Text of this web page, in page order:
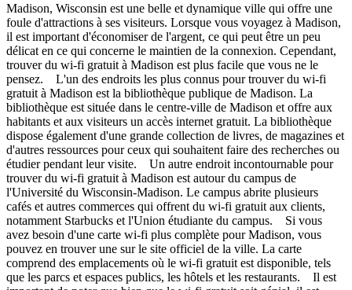
Madison, Wisconsin est une belle et dynamique ville qui offre une
foule d'attractions à ses visiteurs. Lorsque vous voyagez à Madison,
il est important d'économiser de l'argent, ce qui peut être un peu
délicat en ce qui concerne le maintien de la connexion. Cependant,
trouver du wi-fi gratuit à Madison est plus facile que vous ne le
pensez. L'un des endroits les plus connus pour trouver du wi-fi
gratuit à Madison est la bibliothèque publique de Madison. La
bibliothèque est située dans le centre-ville de Madison et offre aux
habitants et aux visiteurs un accès internet gratuit. La bibliothèque
dispose également d'une grande collection de livres, de magazines et
d'autres ressources pour ceux qui souhaitent faire des recherches ou
étudier pendant leur visite. Un autre endroit incontournable pour
trouver du wi-fi gratuit à Madison est autour du campus de
l'Université du Wisconsin-Madison. Le campus abrite plusieurs
cafés et autres commerces qui offrent du wi-fi gratuit aux clients,
notamment Starbucks et l'Union étudiante du campus. Si vous
avez besoin d'une carte wi-fi plus complète pour Madison, vous
pouvez en trouver une sur le site officiel de la ville. La carte
comprend des emplacements où le wi-fi gratuit est disponible, tels
que les parcs et espaces publics, les hôtels et les restaurants. Il est